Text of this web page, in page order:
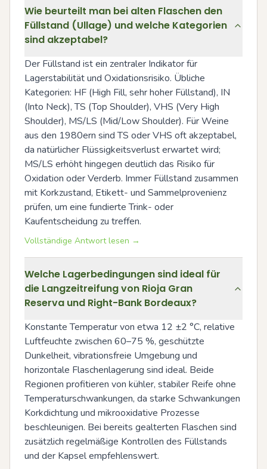
Wie beurteilt man bei alten Flaschen den
Füllstand (Ullage) und welche Kategorien
sind akzeptabel?
Der Füllstand ist ein zentraler Indikator für
Lagerstabilität und Oxidationsrisiko. Übliche
Kategorien: HF (High Fill, sehr hoher Füllstand), IN
(Into Neck), TS (Top Shoulder), VHS (Very High
Shoulder), MS/LS (Mid/Low Shoulder). Für Weine
aus den 1980ern sind TS oder VHS oft akzeptabel,
da natürlicher Flüssigkeitsverlust erwartet wird;
MS/LS erhöht hingegen deutlich das Risiko für
Oxidation oder Verderb. Immer Füllstand zusammen
mit Korkzustand, Etikett- und Sammelprovenienz
prüfen, um eine fundierte Trink- oder
Kaufentscheidung zu treffen.
Vollständige Antwort lesen →
Welche Lagerbedingungen sind ideal für
die Langzeitreifung von Rioja Gran
Reserva und Right-Bank Bordeaux?
Konstante Temperatur von etwa 12 ±2 °C, relative
Luftfeuchte zwischen 60–75 %, geschützte
Dunkelheit, vibrationsfreie Umgebung und
horizontale Flaschenlagerung sind ideal. Beide
Regionen profitieren von kühler, stabiler Reife ohne
Temperaturschwankungen, da starke Schwankungen
Korkdichtung und mikrooxidative Prozesse
beschleunigen. Bei bereits gealterten Flaschen sind
zusätzlich regelmäßige Kontrollen des Füllstands
und der Kapsel empfehlenswert.